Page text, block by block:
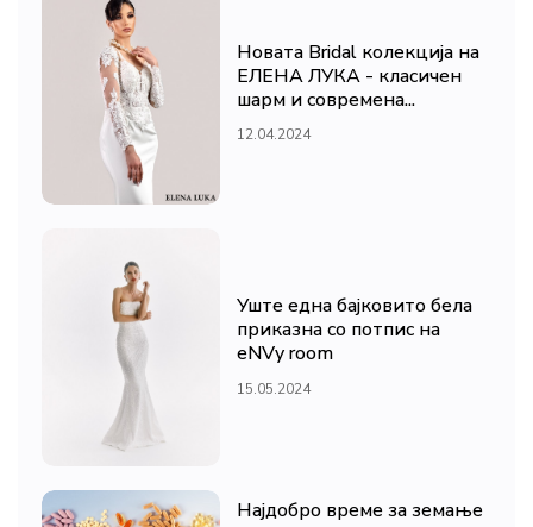
Новата Bridal колекција на
ЕЛЕНА ЛУКА - класичен
шарм и современа...
12.04.2024
Уште една бајковито бела
приказна со потпис на
eNVy room
15.05.2024
Најдобро време за земање